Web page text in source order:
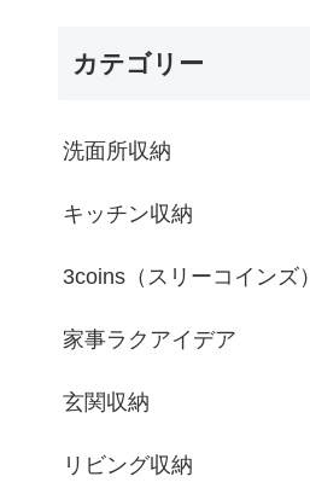
カテゴリー
洗面所収納
キッチン収納
3coins（スリーコインズ）
家事ラクアイデア
玄関収納
リビング収納